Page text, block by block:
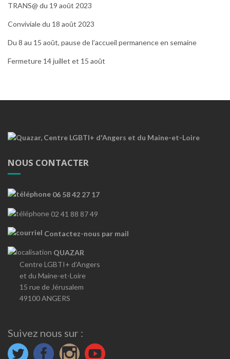
TRANS@ du 19 août 2023
Conviviale du 18 août 2023
Du 8 au 15 août, pause de l’accueil permanence en semaine
Fermeture 14 juillet et 15 août
NOUS CONTACTER
06 58 42 27 17
02 41 88 87 49
Contactez-nous par mail
QUAZAR
Centre LGBTI+ d’Angers
et du Maine-et-Loire
15 rue de Jérusalem
49100 ANGERS
Suivez nous sur :